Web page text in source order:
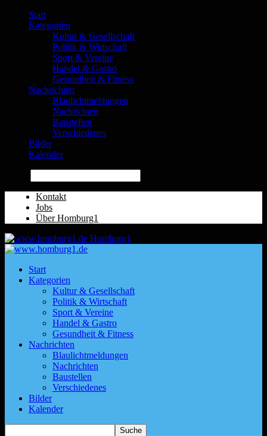
Start
Kategorien
Kultur & Gesellschaft
Politik & Wirtschaft
Sport & Vereine
Handel & Gastro
Gesundheit & Fitness
Nachrichten
Blaulichtmeldungen
Nachrichten
Baustellen
Verschiedenes
Bilder
Kalender
Kontakt
Jobs
Über Homburg1
Homburg1
Start
Kategorien
Kultur & Gesellschaft
Politik & Wirtschaft
Sport & Vereine
Handel & Gastro
Gesundheit & Fitness
Nachrichten
Blaulichtmeldungen
Nachrichten
Baustellen
Verschiedenes
Bilder
Kalender